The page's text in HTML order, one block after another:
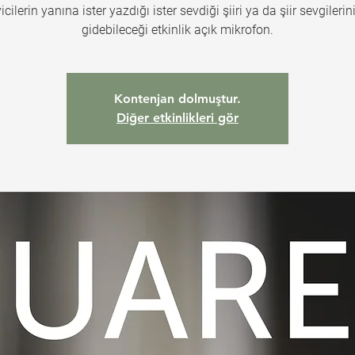
yanına ister yazdığı ister sevdiği şiiri ya da şiir
Kontenjan dolmuştur.
Diğer etkinlikleri gör